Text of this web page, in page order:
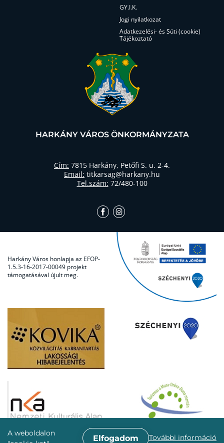
A weboldalon
Elfogadom További információ
GY.I.K.
Jogi nyilatkozat
Adatkezelési- és Süti (cookie)
Tájékoztató
HARKÁNY VÁROS ÖNKORMÁNYZATA
Cím: 7815 Harkány, Petőfi S. u. 2-4.
Email: titkarsag@harkany.hu
Tel.szám: 72/480-100
Harkány Város honlapja az EFOP-
1.5.3-16-2017-00049 projekt
támogatásával újult meg.